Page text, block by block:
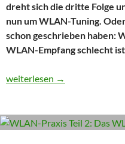
dreht sich die dritte Folge
nun um WLAN-Tuning.
schon geschrieben haben:
WLAN-Empfang schlecht
WLAN-Praxis Teil 3: Was tun
weiterlesen →